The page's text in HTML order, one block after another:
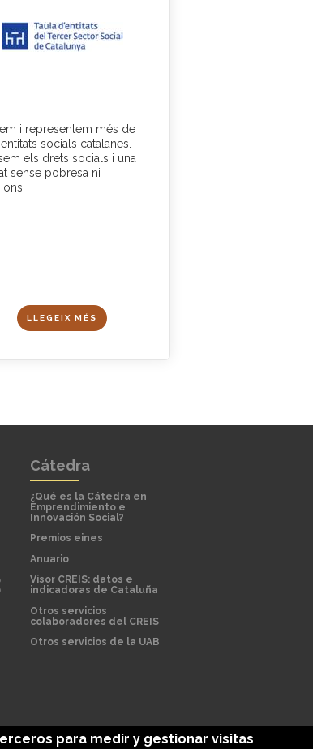
i representem més de
socials catalanes.
els drets socials i una
sense pobresa ni
LLEGEIX MÉS
Cátedra
¿Qué es la Cátedra en
Emprendimiento e
Innovación Social?
Premios eines
Anuario
Visor CREIS: datos e
indicadoras de Cataluña
Otros servicios
colaboradores del CREIS
Otros servicios de la UAB
para medir y gestionar visitas